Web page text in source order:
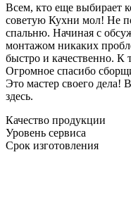
Всем, кто еще выбирает
советую Кухни мол! Не
спальню. Начиная с
монтажом никаких
быстро и качественно. К
Огромное спасибо
Это мастер своего дела!
здесь.
Качество продукции
Уровень сервиса
Срок изготовления